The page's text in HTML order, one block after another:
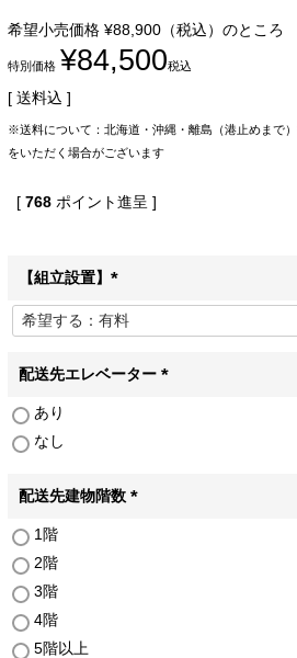
希望小売価格 ¥88,900 （税込）のところ
特別価格 ¥84,500税込
送料込
※送料について：北海道・沖縄・離島（港止めまで
をいただく場合がございます
[ 768 ポイント進呈 ]
【組立設置】
(
必
)
配送先エレベーター
あり
なし
配送先建物階数
1階
2階
3階
4階
5階以上